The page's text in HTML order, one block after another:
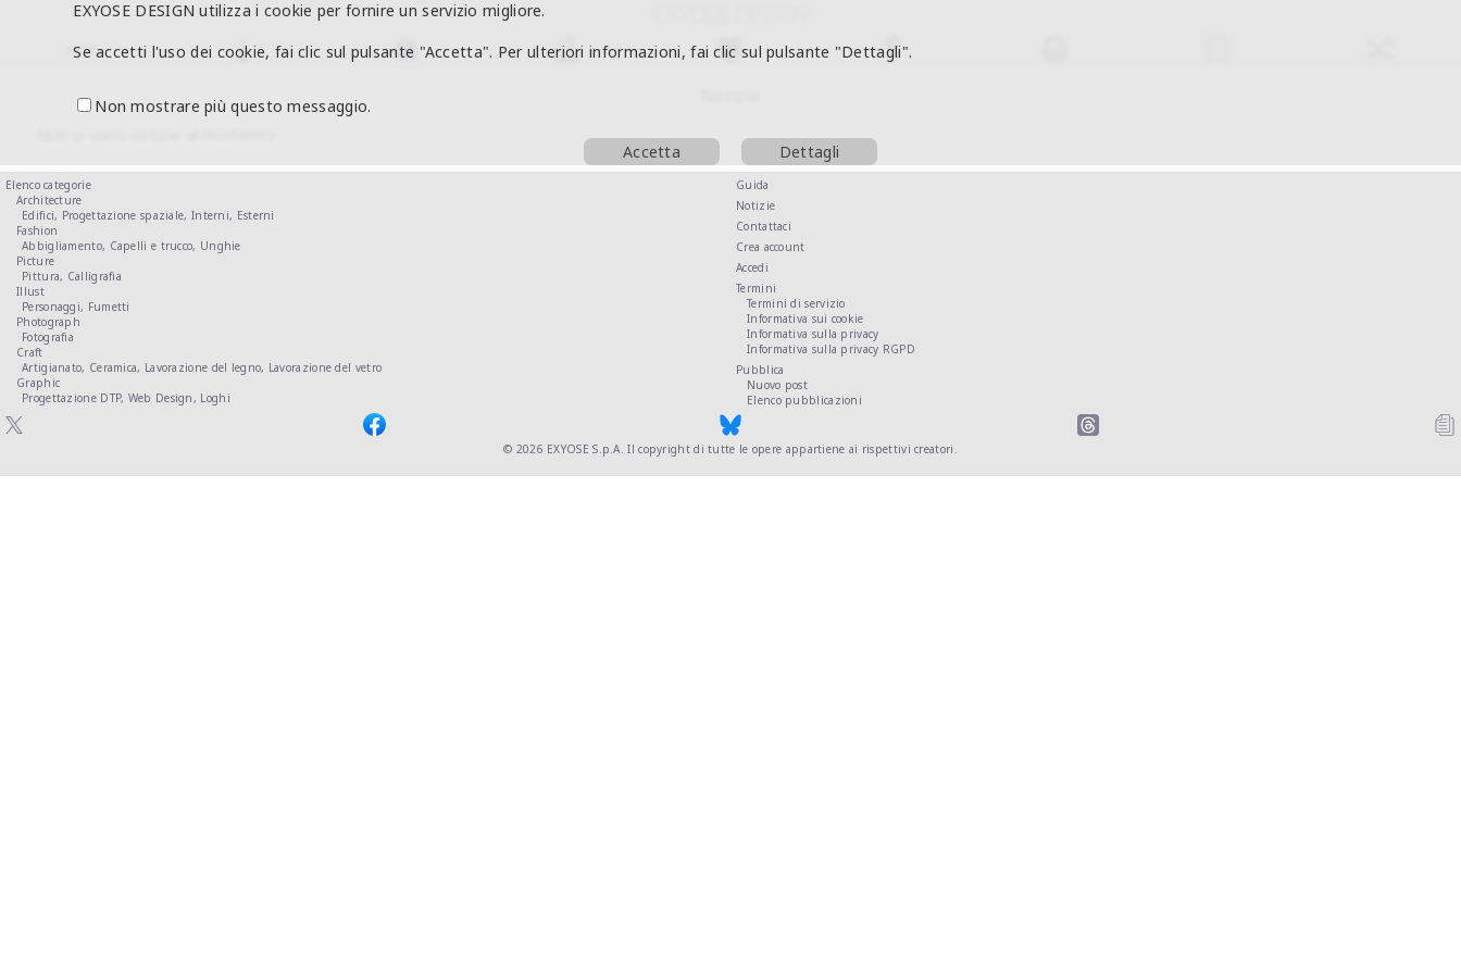
EXYOSE DESIGN utilizza i cookie per fornire un servizio migliore.
Se accetti l'uso dei cookie, fai clic sul pulsante "Accetta". Per ulteriori informazioni, fai clic sul pulsante "Dettagli".
Non mostrare più questo messaggio.
Accetta Dettagli
Elenco categorie
Architecture
Edifici, Progettazione spaziale, Interni, Esterni
Fashion
Abbigliamento, Capelli e trucco, Unghie
Picture
Pittura, Calligrafia
Illust
Personaggi, Fumetti
Photograph
Fotografia
Craft
Artigianato, Ceramica, Lavorazione del legno, Lavorazione del vetro
Graphic
Progettazione DTP, Web Design, Loghi
Guida
Notizie
Contattaci
Crea account
Accedi
Termini
Termini di servizio
Informativa sui cookie
Informativa sulla privacy
Informativa sulla privacy RGPD
Pubblica
Nuovo post
Elenco pubblicazioni
© 2026 EXYOSE S.p.A. Il copyright di tutte le opere appartiene ai rispettivi creatori.